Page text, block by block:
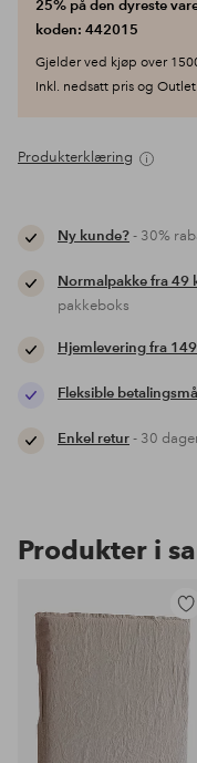
25% på den dyreste
koden: 442015
Gjelder ved kjøp over
Inkl. nedsatt pris og
Produkterklæring
Ny kunde?- 30%
Normalpakke fra 49
pakkeboks
Hjemlevering fra
Fleksible
Enkel retur- 30
Produkter i
Legg
til